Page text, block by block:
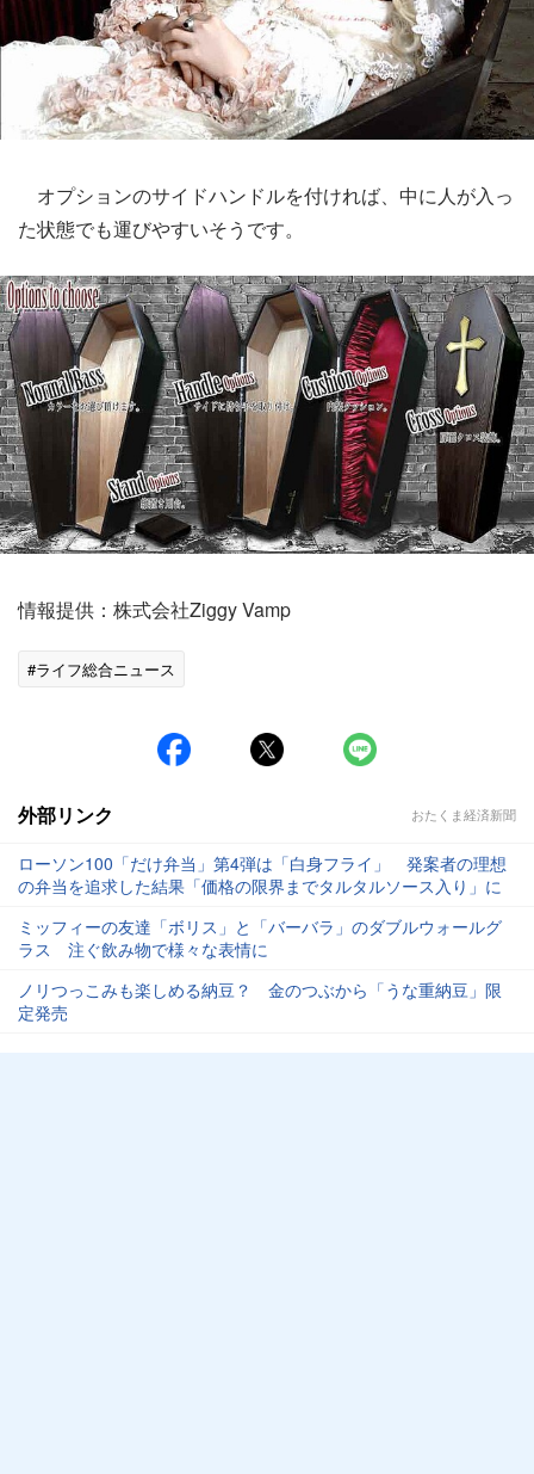
オプションのサイドハンドルを付ければ、中に人が入っ
た状態でも運びやすいそうです。
情報提供：株式会社Ziggy Vamp
#ライフ総合ニュース
外部リンク おたくま経済新聞
ローソン100「だけ弁当」第4弾は「白身フライ」 発案者の理想
の弁当を追求した結果「価格の限界までタルタルソース入り」に
ミッフィーの友達「ボリス」と「バーバラ」のダブルウォールグ
ラス 注ぐ飲み物で様々な表情に
ノリつっこみも楽しめる納豆？ 金のつぶから「うな重納豆」限
定発売